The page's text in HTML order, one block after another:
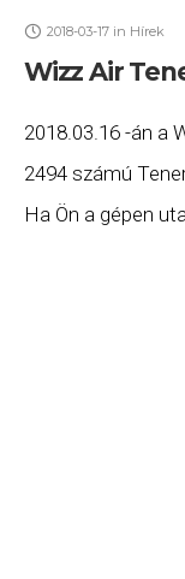
2018-03-17 in Hírek
Wizz Air
2018.03.16 -án a
2494 számú
Ha Ön a gépen